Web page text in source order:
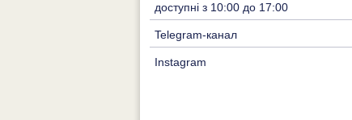
доступні з 10:00 до 17:00
Telegram-канал
Instagram